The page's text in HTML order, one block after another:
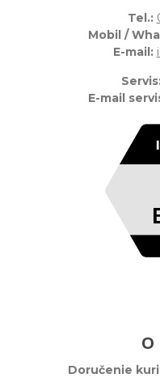
Tel.:
Mobil /
E-mail:
E-mail
Doručenie